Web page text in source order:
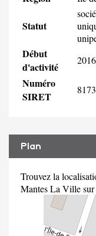
Statut
Début
d'activité
2016
Numéro
SIRET
Plan
Trouvez la
Mantes La Ville sur